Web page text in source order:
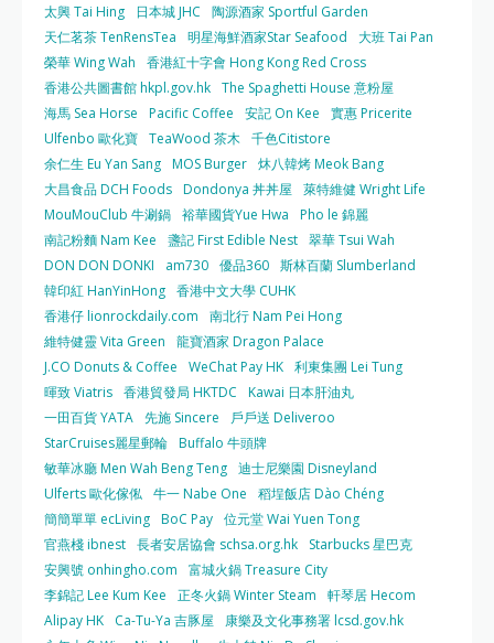
太興 Tai Hing
日本城 JHC
陶源酒家 Sportful Garden
天仁茗茶 TenRensTea
明星海鮮酒家Star Seafood
大班 Tai Pan
榮華 Wing Wah
香港紅十字會 Hong Kong Red Cross
香港公共圖書館 hkpl.gov.hk The Spaghetti House 意粉屋
海馬 Sea Horse
Pacific Coffee 安記 On Kee
實惠 Pricerite
Ulfenbo 歐化寶 TeaWood 茶木 千色Citistore
余仁生 Eu Yan Sang MOS Burger 炑八韓烤 Meok Bang
大昌食品 DCH Foods Dondonya 丼丼屋
萊特維健 Wright Life
MouMouClub 牛涮鍋 裕華國貨Yue Hwa
Pho le 錦麗
南記粉麵 Nam Kee
盞記 First Edible Nest 翠華 Tsui Wah
DON DON DONKI
am730 優品360 斯林百蘭 Slumberland
韓印紅 HanYinHong 香港中文大學 CUHK
香港仔 lionrockdaily.com
南北行 Nam Pei Hong
維特健靈 Vita Green
龍寶酒家 Dragon Palace
J.CO Donuts & Coffee
WeChat Pay HK 利東集團 Lei Tung
暉致 Viatris 香港貿發局 HKTDC
Kawai 日本肝油丸
一田百貨 YATA 先施 Sincere
戶戶送 Deliveroo
StarCruises麗星郵輪 Buffalo 牛頭牌
敏華冰廳 Men Wah Beng Teng 迪士尼樂園 Disneyland
Ulferts 歐化傢俬 牛一 Nabe One
稻埕飯店 Dào Chéng
簡簡單單 ecLiving BoC Pay 位元堂 Wai Yuen Tong
官燕棧 ibnest 長者安居協會 schsa.org.hk
Starbucks 星巴克
安興號 onhingho.com
富城火鍋 Treasure City
李錦記 Lee Kum Kee
正冬火鍋 Winter Steam
軒琴居 Hecom
Alipay HK
Ca-Tu-Ya 吉豚屋
康樂及文化事務署 lcsd.gov.hk